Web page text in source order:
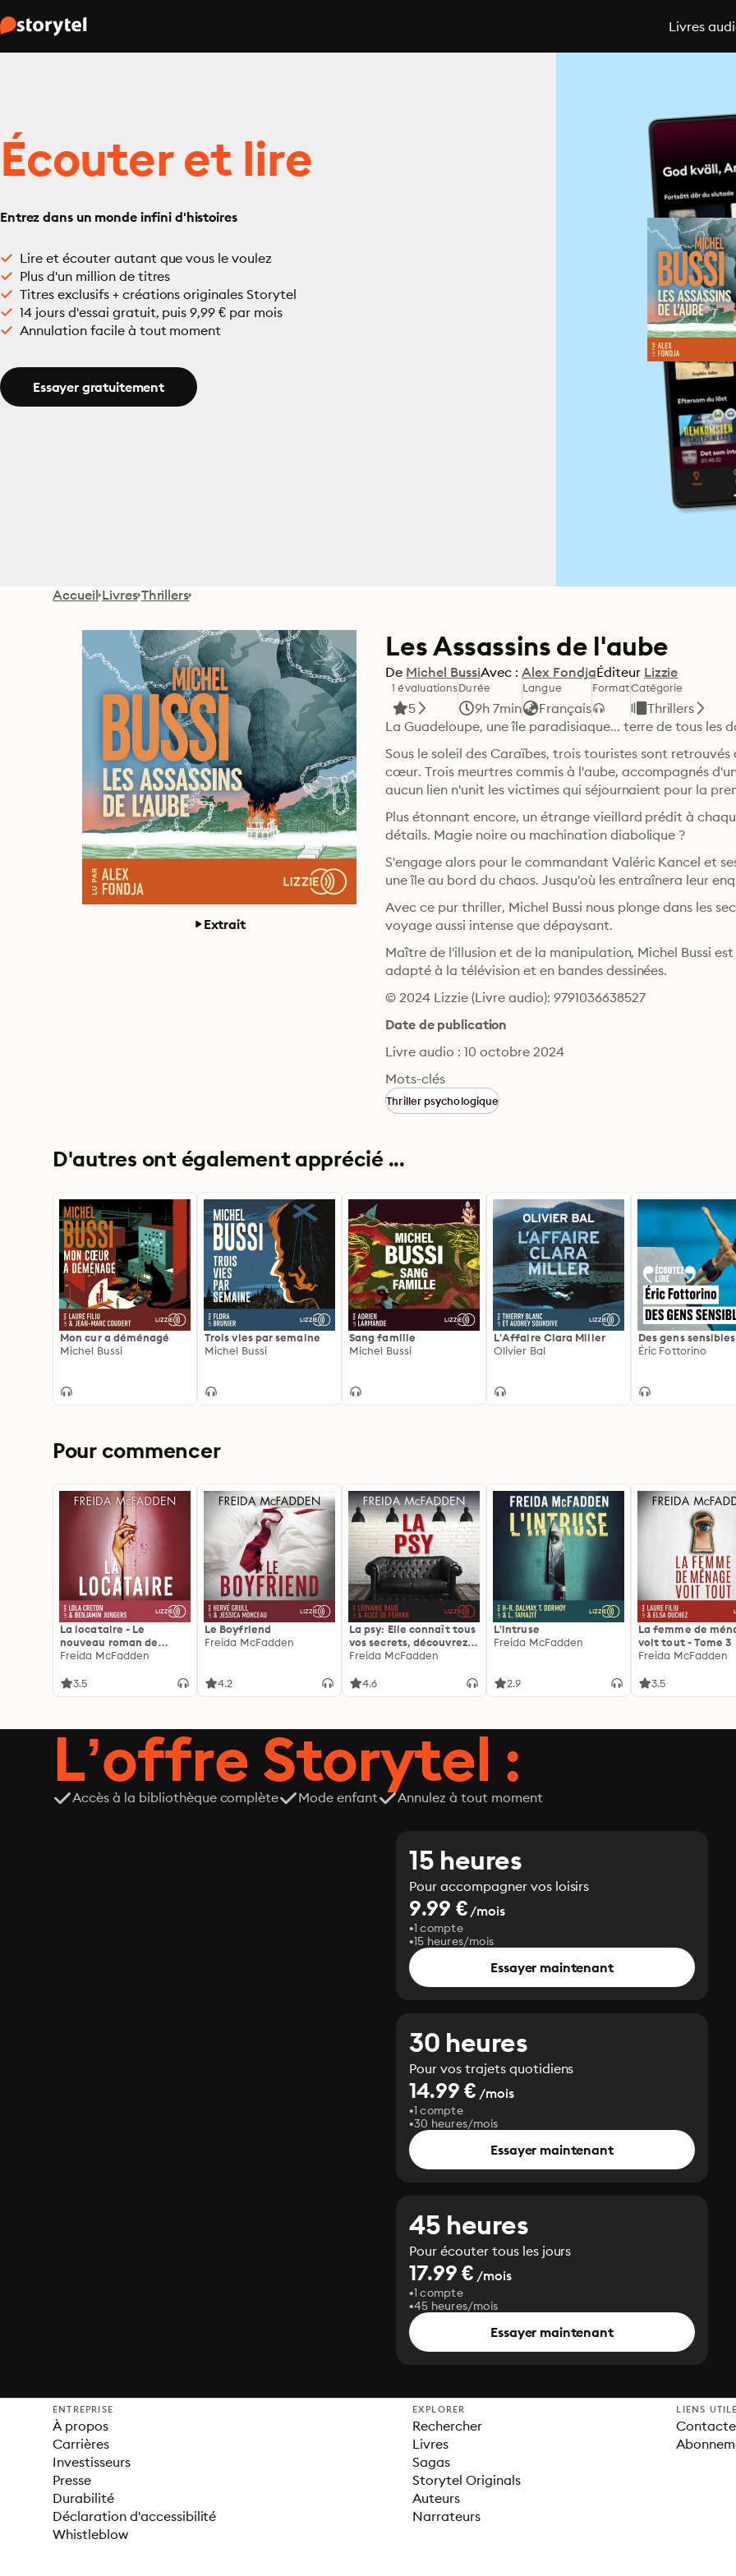
Livres
Écouter et lire
Entrez dans un monde infini d'histoires
Lire et écouter autant que vous le voulez
Plus d'un million de titres
Titres exclusifs + créations originales Storytel
14 jours d'essai gratuit, puis 9,99 € par mois
Annulation facile à tout moment
Essayer gratuitement
Accueil Livres Thrillers
Extrait
Les Assassins de l'aube
De Michel BussiAvec : Alex FondjaÉditeur Lizzie
1 évaluations
5
Durée
9h 7min
Langue
Français
FormatCatégorie
Thrillers
La Guadeloupe, une île paradisiaque... terre de tous les
Sous le soleil des Caraïbes, trois touristes sont
cœur. Trois meurtres commis à l'aube, accompagnés
aucun lien n'unit les victimes qui séjournaient pour la
Plus étonnant encore, un étrange vieillard prédit à
détails. Magie noire ou machination diabolique ?
S'engage alors pour le commandant Valéric Kancel et
une île au bord du chaos. Jusqu'où les entraînera leur
Avec ce pur thriller, Michel Bussi nous plonge dans les
voyage aussi intense que dépaysant.
Maître de l'illusion et de la manipulation, Michel Bussi
adapté à la télévision et en bandes dessinées.
© 2024 Lizzie (Livre audio): 9791036638527
Date de publication
Livre audio : 10 octobre 2024
Mots-clés
Thriller psychologique
D'autres ont également apprécié ...
Mon cur a déménagé
Michel Bussi
Trois vies par semaine
Michel Bussi
Sang famille
Michel Bussi
L'Affaire Clara Miller
Olivier Bal
Des gens sensibles
Éric Fottorino
Pour commencer
La locataire - Le
nouveau roman de
l'autrice de La femme
Freida McFadden
3.5
Le Boyfriend
Freida McFadden
4.2
La psy: Elle connaît tous
vos secrets, découvrez
les siens ...
Freida McFadden
4.6
L'intruse
Freida McFadden
2.9
La femme de
voit tout - Tome 3
Freida McFadden
3.5
L’offre Storytel :
Accès à la bibliothèque complète Mode enfant Annulez à tout moment
15 heures
Pour accompagner vos loisirs
9.99 €/mois
1 compte
15 heures/mois
Essayer maintenant
30 heures
Pour vos trajets quotidiens
14.99 € /mois
1 compte
30 heures/mois
Essayer maintenant
45 heures
Pour écouter tous les jours
17.99 € /mois
1 compte
45 heures/mois
Essayer maintenant
ENTREPRISE
À propos
Carrières
Investisseurs
Presse
Durabilité
Déclaration d'accessibilité
Whistleblow
EXPLORER
Rechercher
Livres
Sagas
Storytel Originals
Auteurs
Narrateurs
LIENS